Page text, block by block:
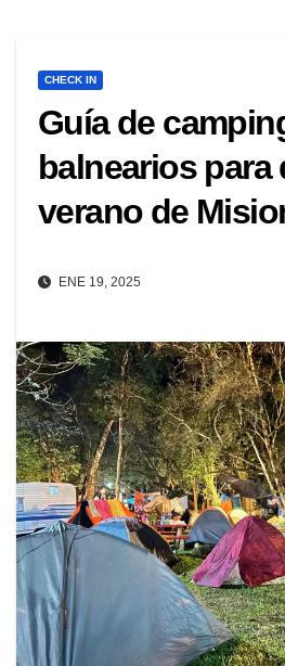
CHECK IN
Guía de
balnearios para
verano de
ENE 19, 2025